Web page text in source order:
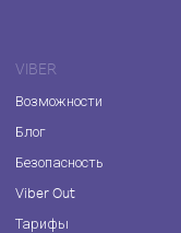
VIBER
Возможности
Блог
Безопасность
Viber Out
Тарифы